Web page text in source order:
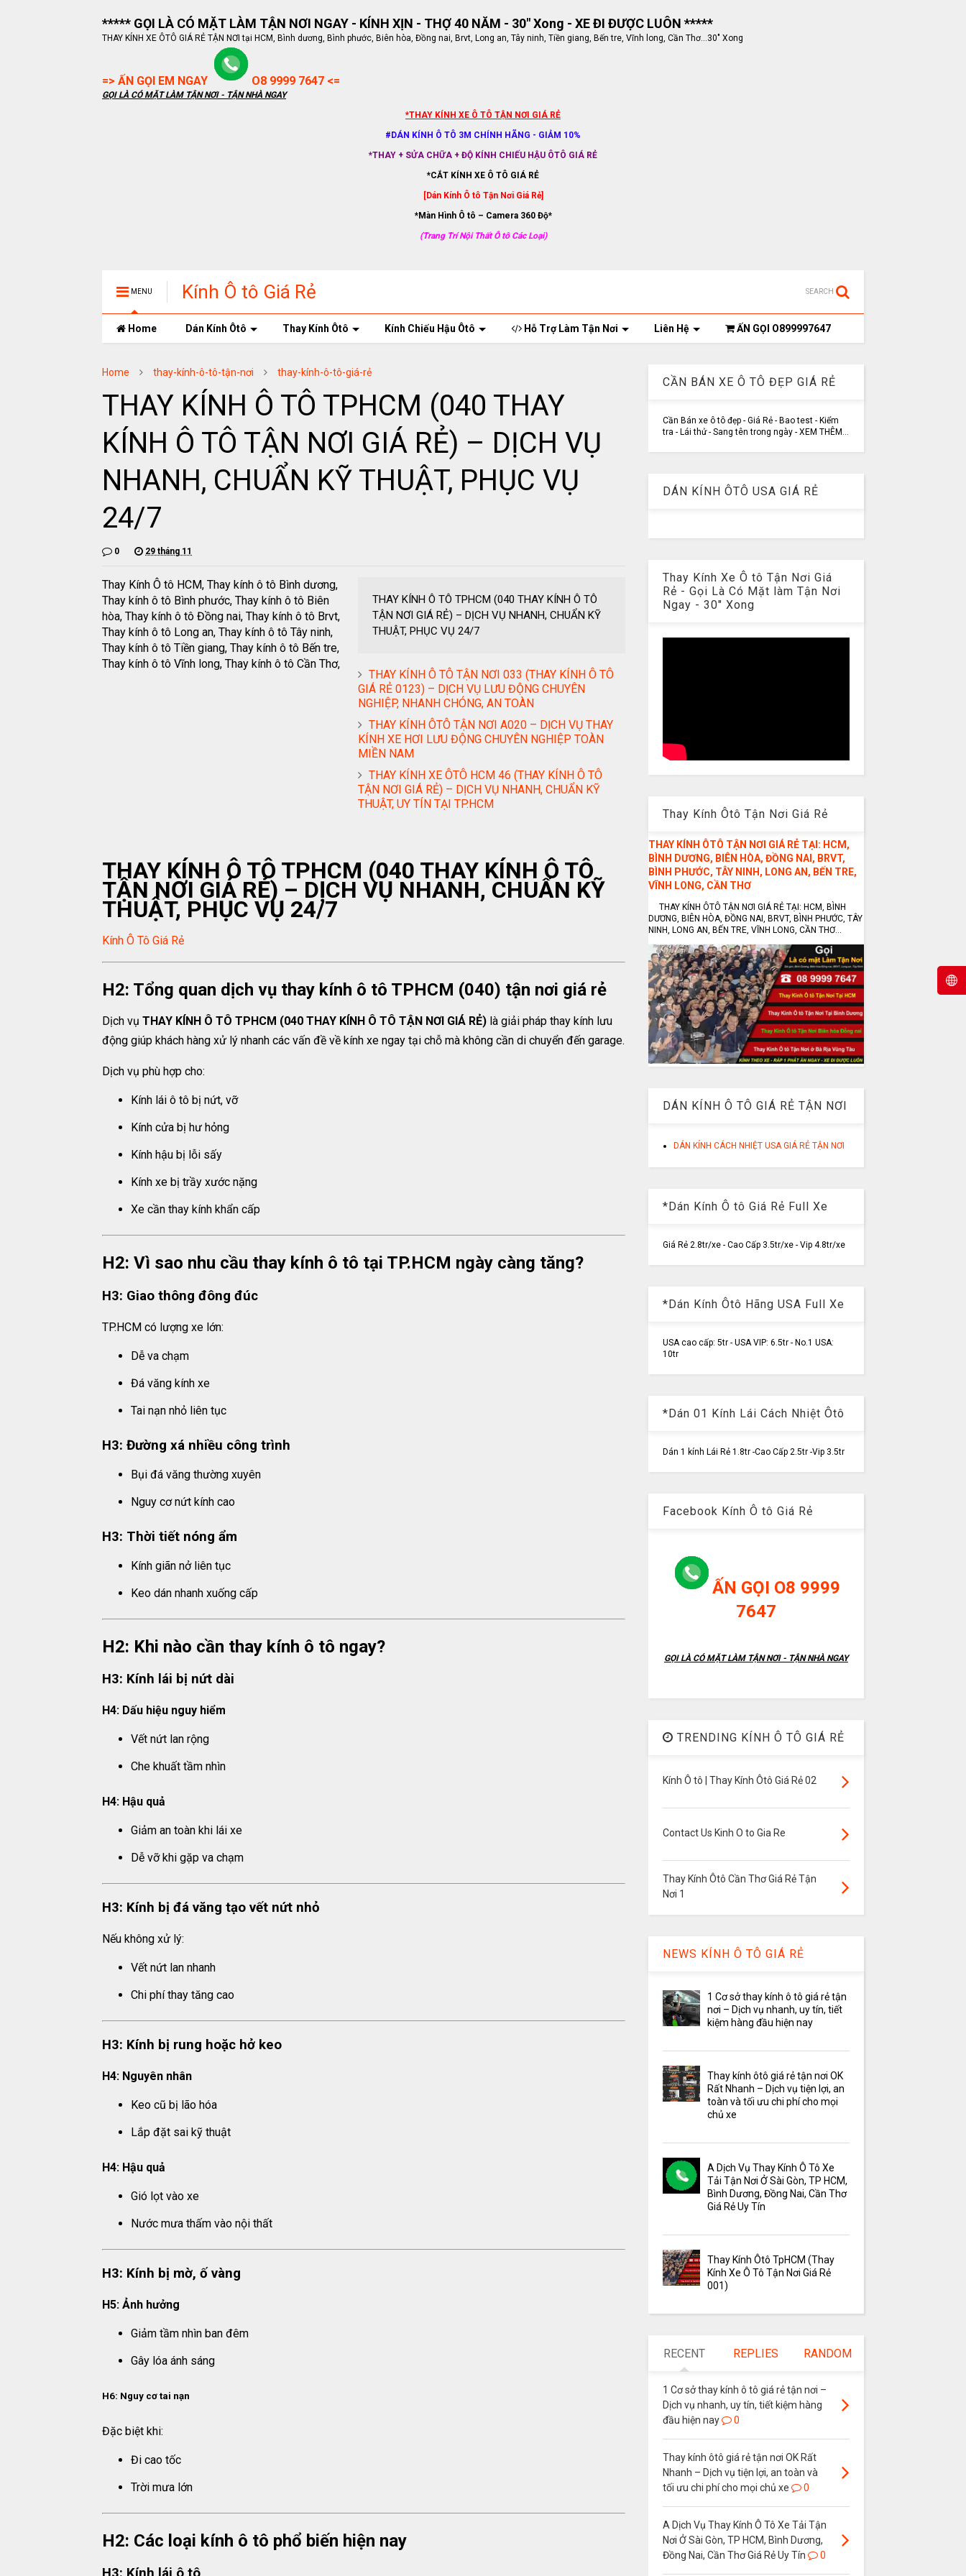
***** GỌI LÀ CÓ MẶT LÀM TẬN NƠI NGAY - KÍNH XỊN - THỢ 40 NĂM - 30" Xong - XE ĐI ĐƯỢC LUÔN *****
THAY KÍNH XE ÔTÔ GIÁ RẺ TẬN NƠI tại HCM, Bình dương, Bình phước, Biên hòa, Đồng nai, Brvt, Long an, Tây ninh, Tiền giang, Bến tre, Vĩnh long, Cần Thơ...30" Xong
=> ẤN GỌI EM NGAY O8 9999 7647 <=
GỌI LÀ CÓ MẶT LÀM TẬN NƠI - TẬN NHÀ NGAY
*THAY KÍNH XE Ô TÔ TẬN NƠI GIÁ RẺ
#DÁN KÍNH Ô TÔ 3M CHÍNH HÃNG - GIẢM 10%
*THAY + SỬA CHỮA + ĐỘ KÍNH CHIẾU HẬU ÔTÔ GIÁ RẺ
*CẮT KÍNH XE Ô TÔ GIÁ RẺ
[Dán Kính Ô tô Tận Nơi Giá Rẻ]
*Màn Hình Ô tô – Camera 360 Độ*
(Trang Trí Nội Thất Ô tô Các Loại)
MENU Kính Ô tô Giá Rẻ SEARCH
Home Dán Kính Ôtô Thay Kính Ôtô Kính Chiếu Hậu Ôtô Hỗ Trợ Làm Tận Nơi Liên Hệ ẤN GỌI O899997647
Home thay-kính-ô-tô-tận-nơi thay-kính-ô-tô-giá-rẻ
THAY KÍNH Ô TÔ TPHCM (040 THAY
KÍNH Ô TÔ TẬN NƠI GIÁ RẺ) – DỊCH VỤ
NHANH, CHUẨN KỸ THUẬT, PHỤC VỤ
24/7
0 29 tháng 11
Thay Kính Ô tô HCM, Thay kính ô tô Bình dương,
Thay kính ô tô Bình phước, Thay kính ô tô Biên
hòa, Thay kính ô tô Đồng nai, Thay kính ô tô Brvt,
Thay kính ô tô Long an, Thay kính ô tô Tây ninh,
Thay kính ô tô Tiền giang, Thay kính ô tô Bến tre,
Thay kính ô tô Vĩnh long, Thay kính ô tô Cần Thơ,
THAY KÍNH Ô TÔ TPHCM (040 THAY KÍNH Ô TÔ
TẬN NƠI GIÁ RẺ) – DỊCH VỤ NHANH, CHUẨN KỸ
THUẬT, PHỤC VỤ 24/7
THAY KÍNH Ô TÔ TẬN NƠI 033 (THAY KÍNH Ô TÔ
GIÁ RẺ 0123) – DỊCH VỤ LƯU ĐỘNG CHUYÊN
NGHIỆP, NHANH CHÓNG, AN TOÀN
THAY KÍNH ÔTÔ TẬN NƠI A020 – DỊCH VỤ THAY
KÍNH XE HƠI LƯU ĐỘNG CHUYÊN NGHIỆP TOÀN
MIỀN NAM
THAY KÍNH XE ÔTÔ HCM 46 (THAY KÍNH Ô TÔ
TẬN NƠI GIÁ RẺ) – DỊCH VỤ NHANH, CHUẨN KỸ
THUẬT, UY TÍN TẠI TP.HCM
THAY KÍNH Ô TÔ TPHCM (040 THAY KÍNH Ô TÔ
TẬN NƠI GIÁ RẺ) – DỊCH VỤ NHANH, CHUẨN KỸ
THUẬT, PHỤC VỤ 24/7
Kính Ô Tô Giá Rẻ
H2: Tổng quan dịch vụ thay kính ô tô TPHCM (040) tận nơi giá rẻ
Dịch vụ THAY KÍNH Ô TÔ TPHCM (040 THAY KÍNH Ô TÔ TẬN NƠI GIÁ RẺ) là giải pháp thay kính lưu
động giúp khách hàng xử lý nhanh các vấn đề về kính xe ngay tại chỗ mà không cần di chuyển đến garage.
Dịch vụ phù hợp cho:
Kính lái ô tô bị nứt, vỡ
Kính cửa bị hư hỏng
Kính hậu bị lỗi sấy
Kính xe bị trầy xước nặng
Xe cần thay kính khẩn cấp
H2: Vì sao nhu cầu thay kính ô tô tại TP.HCM ngày càng tăng?
H3: Giao thông đông đúc
TP.HCM có lượng xe lớn:
Dễ va chạm
Đá văng kính xe
Tai nạn nhỏ liên tục
H3: Đường xá nhiều công trình
Bụi đá văng thường xuyên
Nguy cơ nứt kính cao
H3: Thời tiết nóng ẩm
Kính giãn nở liên tục
Keo dán nhanh xuống cấp
H2: Khi nào cần thay kính ô tô ngay?
H3: Kính lái bị nứt dài
H4: Dấu hiệu nguy hiểm
Vết nứt lan rộng
Che khuất tầm nhìn
H4: Hậu quả
Giảm an toàn khi lái xe
Dễ vỡ khi gặp va chạm
H3: Kính bị đá văng tạo vết nứt nhỏ
Nếu không xử lý:
Vết nứt lan nhanh
Chi phí thay tăng cao
H3: Kính bị rung hoặc hở keo
H4: Nguyên nhân
Keo cũ bị lão hóa
Lắp đặt sai kỹ thuật
H4: Hậu quả
Gió lọt vào xe
Nước mưa thấm vào nội thất
H3: Kính bị mờ, ố vàng
H5: Ảnh hưởng
Giảm tầm nhìn ban đêm
Gây lóa ánh sáng
H6: Nguy cơ tai nạn
Đặc biệt khi:
Đi cao tốc
Trời mưa lớn
H2: Các loại kính ô tô phổ biến hiện nay
CẦN BÁN XE Ô TÔ ĐẸP GIÁ RẺ
Cần Bán xe ô tô đẹp - Giá Rẻ - Bao test - Kiểm
tra - Lái thử - Sang tên trong ngày - XEM THÊM...
DÁN KÍNH ÔTÔ USA GIÁ RẺ
Thay Kính Xe Ô tô Tận Nơi Giá
Rẻ - Gọi Là Có Mặt làm Tận Nơi
Ngay - 30" Xong
Thay Kính Ôtô Tận Nơi Giá Rẻ
THAY KÍNH ÔTÔ TẬN NƠI GIÁ RẺ TẠI: HCM,
BÌNH DƯƠNG, BIÊN HÒA, ĐỒNG NAI, BRVT,
BÌNH PHƯỚC, TÂY NINH, LONG AN, BẾN TRE,
VĨNH LONG, CẦN THƠ
THAY KÍNH ÔTÔ TẬN NƠI GIÁ RẺ TẠI: HCM, BÌNH
DƯƠNG, BIÊN HÒA, ĐỒNG NAI, BRVT, BÌNH PHƯỚC, TÂY
NINH, LONG AN, BẾN TRE, VĨNH LONG, CẦN THƠ...
DÁN KÍNH Ô TÔ GIÁ RẺ TẬN NƠI
DÁN KÍNH CÁCH NHIỆT USA GIÁ RẺ TẬN NƠI
*Dán Kính Ô tô Giá Rẻ Full Xe
Giá Rẻ 2.8tr/xe - Cao Cấp 3.5tr/xe - Vip 4.8tr/xe
*Dán Kính Ôtô Hãng USA Full Xe
USA cao cấp: 5tr - USA VIP: 6.5tr - No.1 USA:
10tr
*Dán 01 Kính Lái Cách Nhiệt Ôtô
Dán 1 kính Lái Rẻ 1.8tr -Cao Cấp 2.5tr -Vip 3.5tr
Facebook Kính Ô tô Giá Rẻ
ẤN GỌI O8 9999
7647
GỌI LÀ CÓ MẶT LÀM TẬN NƠI - TẬN NHÀ NGAY
TRENDING KÍNH Ô TÔ GIÁ RẺ
Kính Ô tô | Thay Kính Ôtô Giá Rẻ 02
Contact Us Kinh O to Gia Re
Thay Kính Ôtô Cần Thơ Giá Rẻ Tận
Nơi 1
NEWS KÍNH Ô TÔ GIÁ RẺ
1 Cơ sở thay kính ô tô giá rẻ tận
nơi – Dịch vụ nhanh, uy tín, tiết
kiệm hàng đầu hiện nay
Thay kính ôtô giá rẻ tận nơi OK
Rất Nhanh – Dịch vụ tiện lợi, an
toàn và tối ưu chi phí cho mọi
chủ xe
A Dịch Vụ Thay Kính Ô Tô Xe
Tải Tận Nơi Ở Sài Gòn, TP HCM,
Bình Dương, Đồng Nai, Cần Thơ
Giá Rẻ Uy Tín
Thay Kính Ôtô TpHCM (Thay
Kính Xe Ô Tô Tận Nơi Giá Rẻ
001)
RECENT REPLIES RANDOM
1 Cơ sở thay kính ô tô giá rẻ tận nơi –
Dịch vụ nhanh, uy tín, tiết kiệm hàng
đầu hiện nay
0
Thay kính ôtô giá rẻ tận nơi OK Rất
Nhanh – Dịch vụ tiện lợi, an toàn và
tối ưu chi phí cho mọi chủ xe
0
A Dịch Vụ Thay Kính Ô Tô Xe Tải Tận
Nơi Ở Sài Gòn, TP HCM, Bình Dương,
Đồng Nai, Cần Thơ Giá Rẻ Uy Tín
0